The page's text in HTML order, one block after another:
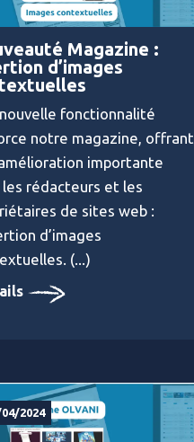
Magazine :
d’images
fonctionnalité
notre magazine, offrant
importante
les rédacteurs et les
de sites web :
d’images
(...)
2024